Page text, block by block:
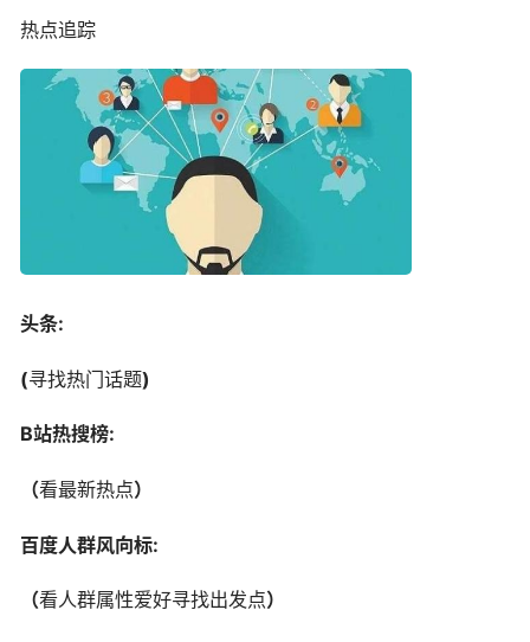
热点追踪
头条:
(寻找热门话题)
B站热搜榜:
（看最新热点）
百度人群风向标:
（看人群属性爱好寻找出发点）